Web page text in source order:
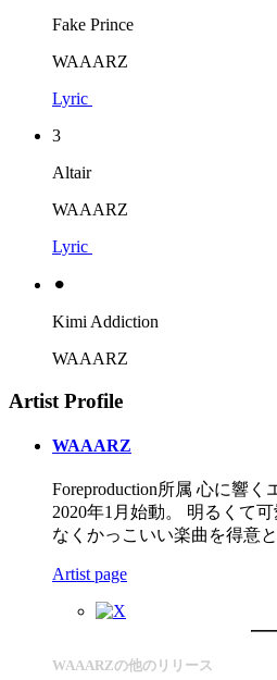
Fake Prince
WAAARZ
Lyric
3
Altair
WAAARZ
Lyric
⚫︎
Kimi Addiction
WAAARZ
Artist Profile
WAAARZ
Foreproduction所属 心に響
2020年1月始動。 明るくて
なくかっこいい楽曲を得意
Artist page
WAAARZの他のリリース